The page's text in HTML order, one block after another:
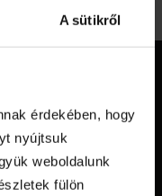
A sütikről
érdekében, hogy
nyújtsuk
weboldalunk
fülön